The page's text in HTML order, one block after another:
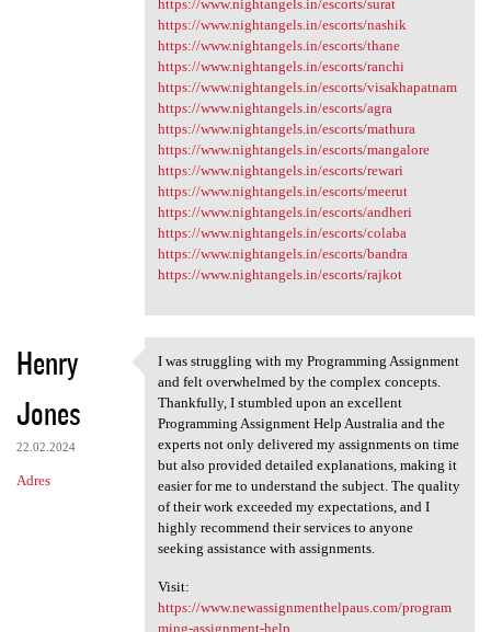
https://www.nightangels.in/escorts/surat
https://www.nightangels.in/escorts/nashik
https://www.nightangels.in/escorts/thane
https://www.nightangels.in/escorts/ranchi
https://www.nightangels.in/escorts/visakhapatnam
https://www.nightangels.in/escorts/agra
https://www.nightangels.in/escorts/mathura
https://www.nightangels.in/escorts/mangalore
https://www.nightangels.in/escorts/rewari
https://www.nightangels.in/escorts/meerut
https://www.nightangels.in/escorts/andheri
https://www.nightangels.in/escorts/colaba
https://www.nightangels.in/escorts/bandra
https://www.nightangels.in/escorts/rajkot
Henry
Jones
22.02.2024
Adres
I was struggling with my
I was struggling with my Programming Assignment
and felt overwhelmed by the complex concepts.
Thankfully, I stumbled upon an excellent
Programming Assignment Help Australia and the
experts not only delivered my assignments on time
but also provided detailed explanations, making it
easier for me to understand the subject. The quality
of their work exceeded my expectations, and I
highly recommend their services to anyone
seeking assistance with assignments.
Visit:
https://www.newassignmenthelpaus.com/program
ming-assignment-help